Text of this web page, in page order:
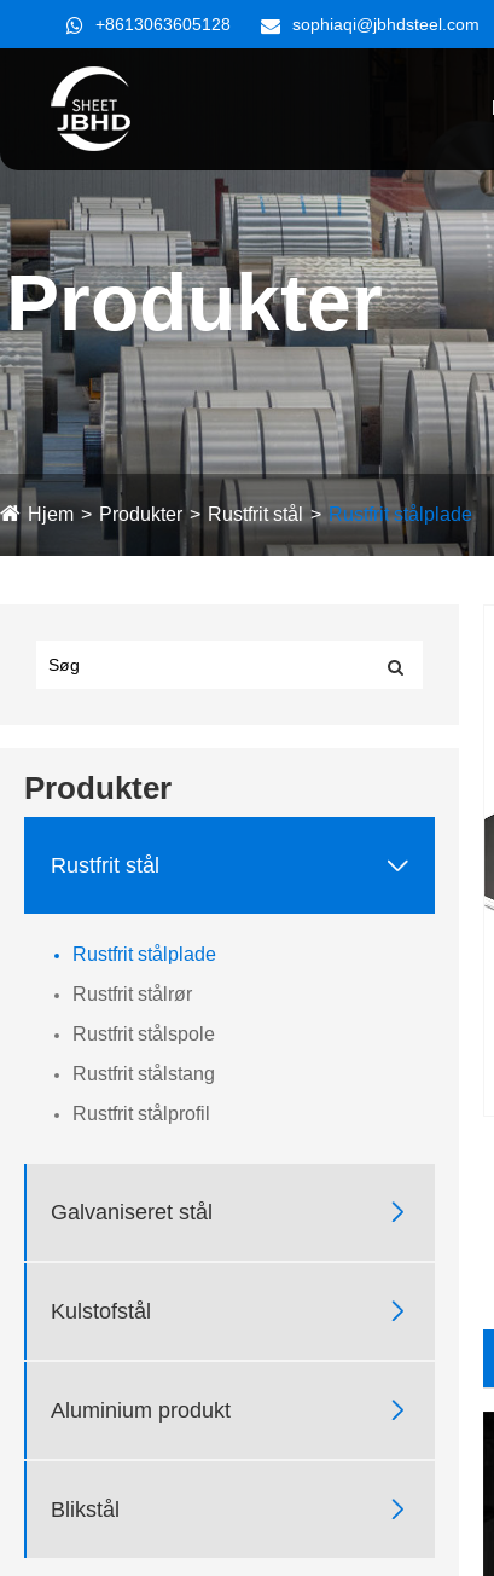
+8613063605128 sophiaqi@jbhdsteel.com
Produkter
Hjem Produkter Rustfrit stål Rustfrit stålplade
Produkter
Rustfrit stål 
Rustfrit stålplade
Rustfrit stålrør
Rustfrit stålspole
Rustfrit stålstang
Rustfrit stålprofil
Galvaniseret stål 
Kulstofstål 
Aluminium produkt 
Blikstål 